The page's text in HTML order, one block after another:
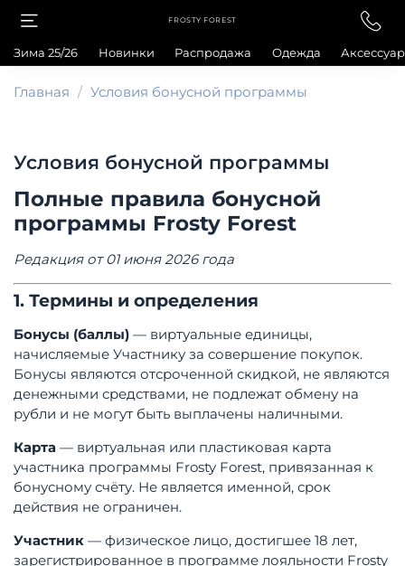
FROSTY FOREST
Зима 25/26 Новинки Распродажа Одежда
Главная Условия бонусной программы
Условия бонусной программы
Полные правила бонусной
программы Frosty Forest
Редакция от 01 июня 2026 года
1. Термины и определения
Бонусы (баллы) — виртуальные единицы,
начисляемые Участнику за совершение покупок.
Бонусы являются отсроченной скидкой, не являются
денежными средствами, не подлежат обмену на
рубли и не могут быть выплачены наличными.
Карта — виртуальная или пластиковая карта
участника программы Frosty Forest, привязанная к
бонусному счёту. Не является именной, срок
действия не ограничен.
Участник — физическое лицо, достигшее 18 лет,
зарегистрированное в программе лояльности Frosty